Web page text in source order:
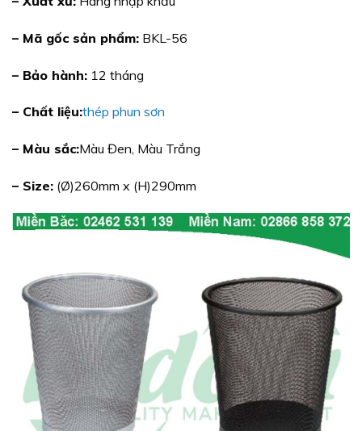
– Mã gốc sản phẩm: BKL-56
– Bảo hành: 12 tháng
– Chất liệu:thép phun sơn
– Màu sắc:Màu Đen, Màu Trắng
– Size: (Ø)260mm x (H)290mm